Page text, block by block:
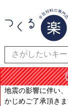
地震の影響に伴い
かじめご了承頂き